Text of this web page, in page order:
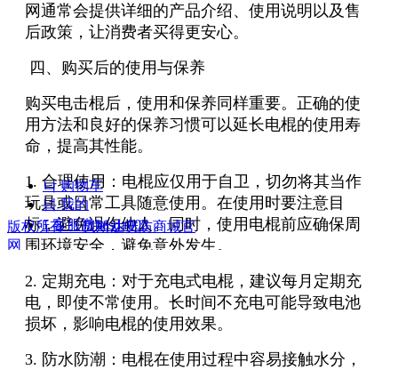
网通常会提供详细的产品介绍、使用说明以及售
后政策，让消费者买得更安心。
四、购买后的使用与保养
购买电击棍后，使用和保养同样重要。正确的使
用方法和良好的保养习惯可以延长电棍的使用寿
命，提高其性能。
1. 合理使用：电棍应仅用于自卫，切勿将其当作
玩具或日常工具随意使用。在使用时要注意目
标，避免误伤他人。同时，使用电棍前应确保周
围环境安全，避免意外发生。
2. 定期充电：对于充电式电棍，建议每月定期充
电，即使不常使用。长时间不充电可能导致电池
损坏，影响电棍的使用效果。
3. 防水防潮：电棍在使用过程中容易接触水分，
낙 购物车
넙 我的
ꀤ 客服微besda002
版权所有： 贝斯达安防商城官
网